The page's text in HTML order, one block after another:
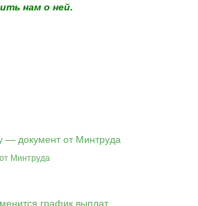
нам о ней.
Минтруда